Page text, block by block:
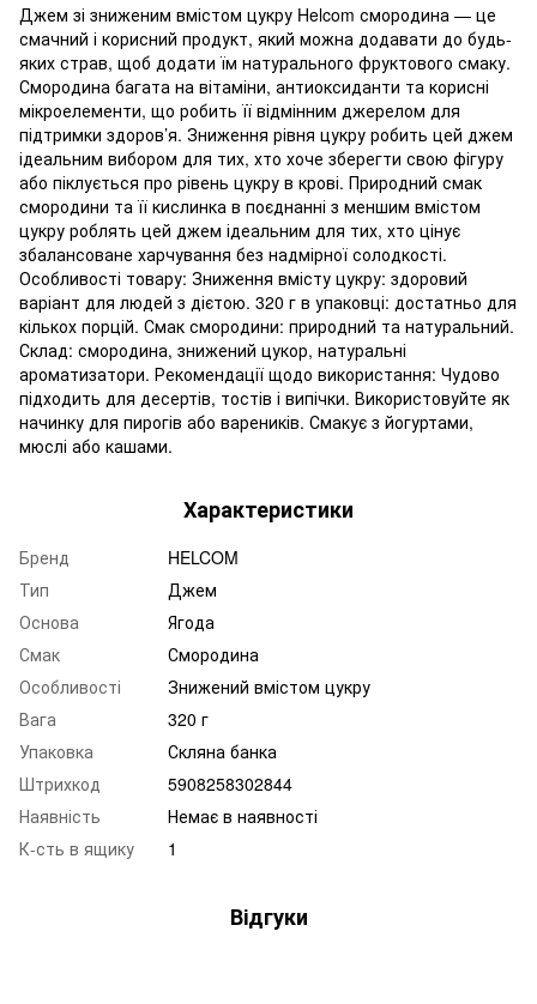
Джем зі зниженим вмістом цукру Helcom смородина — це
смачний і корисний продукт, який можна додавати до будь-
яких страв, щоб додати їм натурального фруктового смаку.
Смородина багата на вітаміни, антиоксиданти та корисні
мікроелементи, що робить її відмінним джерелом для
підтримки здоров’я. Зниження рівня цукру робить цей джем
ідеальним вибором для тих, хто хоче зберегти свою фігуру
або піклується про рівень цукру в крові. Природний смак
смородини та її кислинка в поєднанні з меншим вмістом
цукру роблять цей джем ідеальним для тих, хто цінує
збалансоване харчування без надмірної солодкості.
Особливості товару: Зниження вмісту цукру: здоровий
варіант для людей з дієтою. 320 г в упаковці: достатньо для
кількох порцій. Смак смородини: природний та натуральний.
Склад: смородина, знижений цукор, натуральні
ароматизатори. Рекомендації щодо використання: Чудово
підходить для десертів, тостів і випічки. Використовуйте як
начинку для пирогів або вареників. Смакує з йогуртами,
мюслі або кашами.
Характеристики
Бренд
HELCOM
Тип
Джем
Основа
Ягода
Смак
Смородина
Особливості
Знижений вмістом цукру
Вага
320 г
Упаковка
Скляна банка
Штрихкод
5908258302844
Наявність
Немає в наявності
К-сть в ящику
1
Відгуки